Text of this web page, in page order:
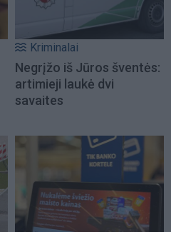
Kriminalai
Negrįžo iš Jūros šventės:
artimieji laukė dvi
savaites